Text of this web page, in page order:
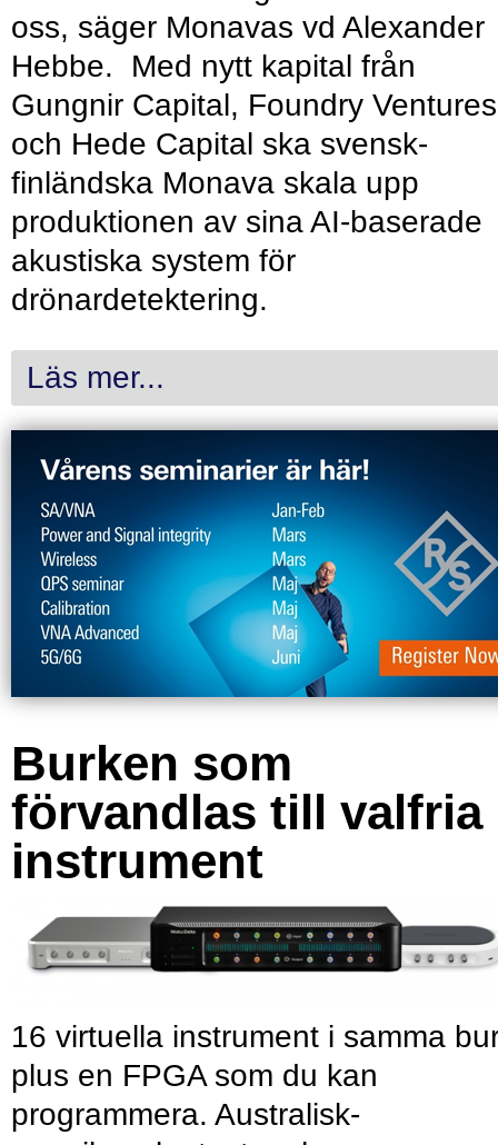
oss, säger Monavas vd Alexander
Hebbe. Med nytt kapital från
Gungnir Capital, Foundry Ventures
och Hede Capital ska svensk-
finländska Monava skala upp
produktionen av sina AI-baserade
akustiska system för
drönardetektering.
Läs mer...
Burken som
förvandlas till valfria
instrument
16 virtuella instrument i samma
plus en FPGA som du kan
programmera. Australisk-